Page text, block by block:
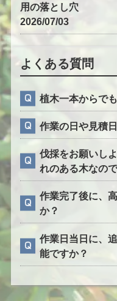
用の落とし穴
2026/07/03
よくある質問
植木一本からで
作業の日や見積
伐採をお願いし
れのある木なの
作業完了後に、
か？
作業日当日に、
能ですか？